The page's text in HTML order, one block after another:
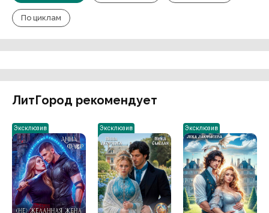
По циклам
ЛитГород рекомендует
Эксклюзив Эксклюзив Эксклюзив